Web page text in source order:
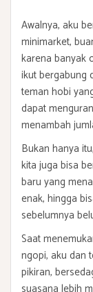
Awalnya, aku
minimarket,
karena banyak
ikut bergabung
teman hobi
dapat
menambah
Bukan hanya
kita juga bisa
baru yang
enak, hingga
sebelumnya
Saat
ngopi, aku dan
pikiran,